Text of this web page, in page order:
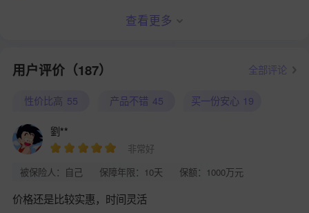
查看更多
用户评价（187） 全部评论
性价比高 55 产品不错 45 买一份安心 19
劉**
非常好
被保险人：自己
保障年限：10天 保额：1000万元
价格还是比较实惠，时间灵活